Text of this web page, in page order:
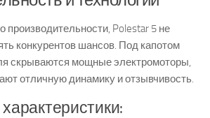
производительности, Polestar 5 не
конкурентов шансов. Под капотом
скрываются мощные электромоторы,
отличную динамику и отзывчивость.